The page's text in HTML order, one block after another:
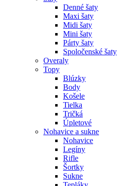
Denné šaty
Maxi šaty
Midi šaty
Mini šaty
Párty šaty
Spoločenské šaty
Overaly
Topy
Blúzky
Body
Košele
Tielka
Tričká
Úpletové
Nohavice a sukne
Nohavice
Legíny
Rifle
Šortky
Sukne